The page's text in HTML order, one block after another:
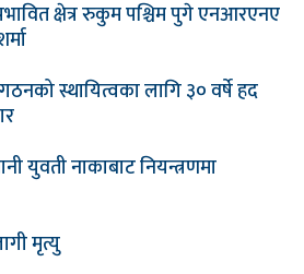
क्षेत्र रुकुम पश्चिम पुगे एनआरएनए
स्थायित्वका लागि ३० वर्षे हद
युवती नाकाबाट नियन्त्रणमा
मृत्यु